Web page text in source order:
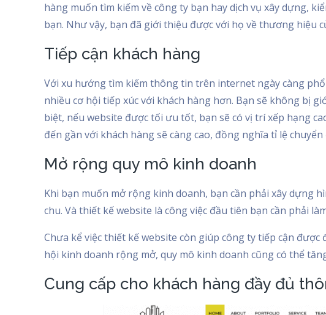
hàng muốn tìm kiếm về công ty bạn hay dịch vụ xây dựng,
bạn. Như vậy, bạn đã giới thiệu được với họ về thương hiệu
Tiếp cận khách hàng
Với xu hướng tìm kiếm thông tin trên internet ngày càng
nhiều cơ hội tiếp xúc với khách hàng hơn. Bạn sẽ không bị
biệt, nếu website được tối ưu tốt, bạn sẽ có vị trí xếp hạng
đến gần với khách hàng sẽ càng cao, đồng nghĩa tỉ lệ
Mở rộng quy mô kinh doanh
Khi bạn muốn mở rộng kinh doanh, bạn cần phải xây dựng
chu. Và thiết kế website là công việc đầu tiên bạn cần phải
Chưa kể việc thiết kế website còn giúp công ty tiếp cận
hội kinh doanh rộng mở, quy mô kinh doanh cũng có thể
Cung cấp cho khách hàng đầy đủ